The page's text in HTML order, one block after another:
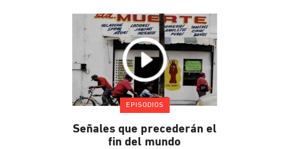
EPISODIOS
Señales que precederán el
fin del mundo